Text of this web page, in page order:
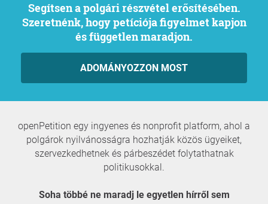
Segítsen a polgári részvétel erősítésében.
Szeretnénk, hogy petíciója figyelmet kapjon
és független maradjon.
ADOMÁNYOZZON MOST
openPetition egy ingyenes és nonprofit platform, ahol a
polgárok nyilvánosságra hozhatják közös ügyeiket,
szervezkedhetnek és párbeszédet folytathatnak
politikusokkal.
Soha többé ne maradj le egyetlen hírről sem